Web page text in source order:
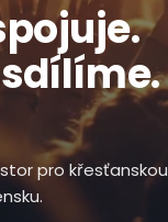
pro křesťanskou